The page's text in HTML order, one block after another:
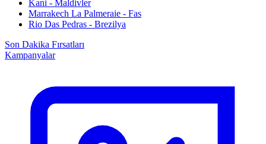
Kani - Maldivler
Marrakech La Palmeraie - Fas
Rio Das Pedras - Brezilya
Son Dakika Fırsatları
Kampanyalar